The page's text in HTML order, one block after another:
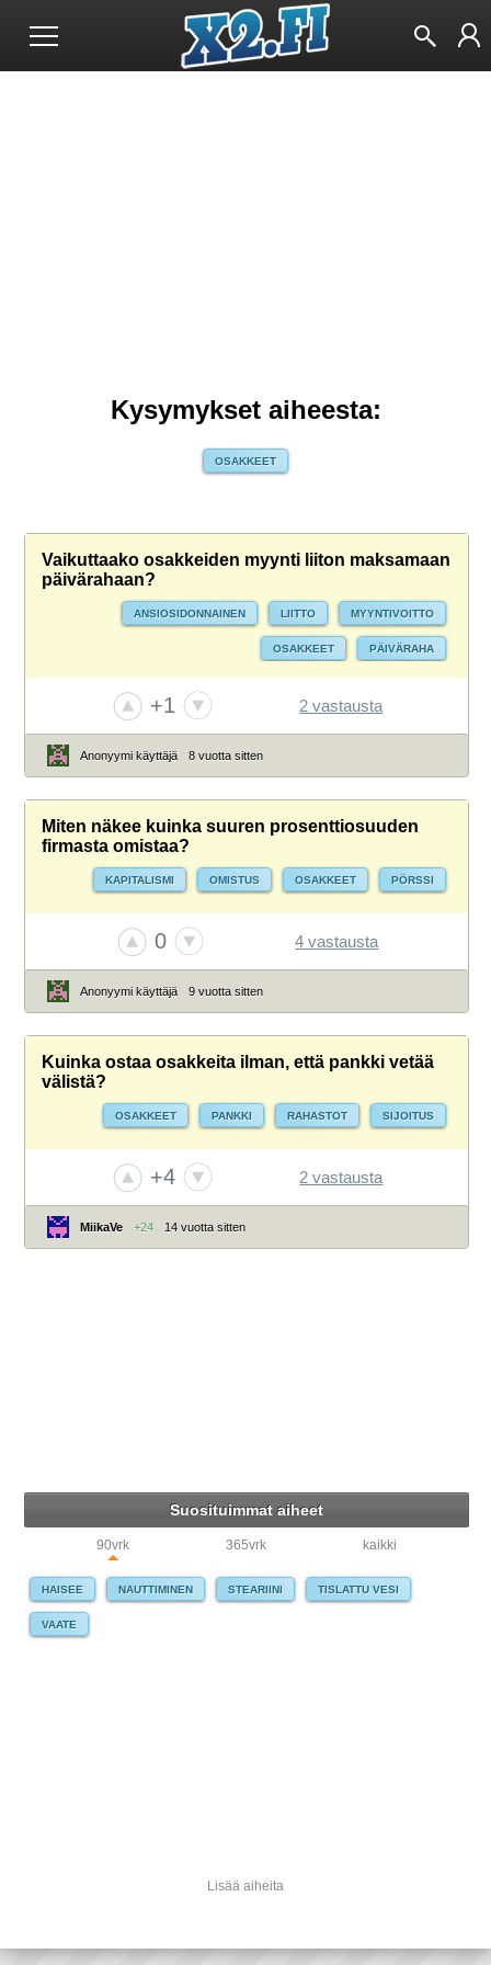
Kysymykset aiheesta:
OSAKKEET
Vaikuttaako osakkeiden myynti liiton maksamaan
päivärahaan?
ANSIOSIDONNAINEN LIITTO MYYNTIVOITTO
OSAKKEET PÄIVÄRAHA
+1 2 vastausta
Anonyymi käyttäjä 8 vuotta sitten
Miten näkee kuinka suuren prosenttiosuuden
firmasta omistaa?
KAPITALISMI OMISTUS OSAKKEET PÖRSSI
0 4 vastausta
Anonyymi käyttäjä 9 vuotta sitten
Kuinka ostaa osakkeita ilman, että pankki vetää
välistä?
OSAKKEET PANKKI RAHASTOT SIJOITUS
+4 2 vastausta
MiikaVe +24 14 vuotta sitten
Suosituimmat aiheet
90vrk 365vrk kaikki
HAISEE NAUTTIMINEN STEARIINI TISLATTU VESI
VAATE
Lisää aiheita